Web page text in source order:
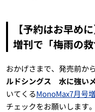
【予約はお早め
増刊で「梅雨の
おかげさまで、発売前か
ルドシングス 水に強い
いてくるMonoMax7月号
チェックをお願いします。